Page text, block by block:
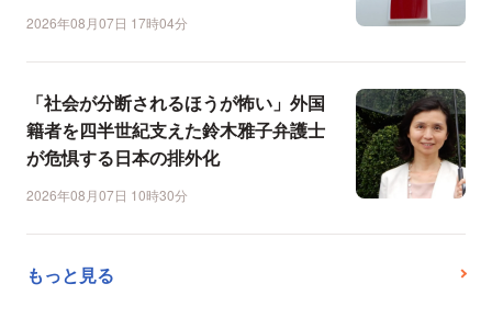
2026年08月07日 17時04分
「社会が分断されるほうが怖い」外国
籍者を四半世紀支えた鈴木雅子弁護士
が危惧する日本の排外化
2026年08月07日 10時30分
もっと見る